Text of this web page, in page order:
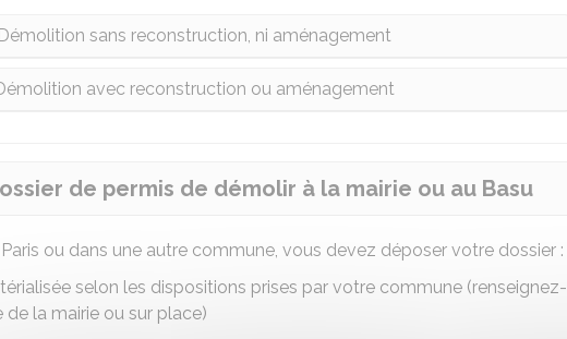
Démolition sans reconstruction, ni aménagement
avec reconstruction ou aménagement
de permis de démolir à la mairie ou au Basu
ou dans une autre commune, vous devez déposer votre dossier :
selon les dispositions prises par votre commune (renseignez-
de la mairie ou sur place)